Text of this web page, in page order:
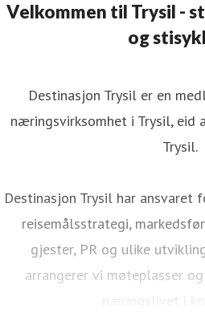
Velkommen til Trysil -
og
Destinasjon Trysil er en
næringsvirksomhet i Trysil, eid
Trysil.
Destinasjon Trysil har ansvaret
reisemålsstrategi,
gjester, PR og ulike
arrangerer vi møteplasser
næringslivet i